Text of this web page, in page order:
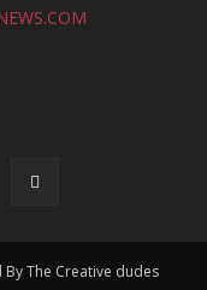
The Creative dudes